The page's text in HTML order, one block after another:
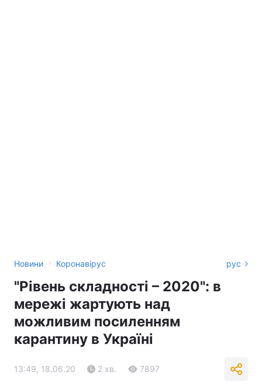
Новини › Коронавірус рус
"Рівень складності – 2020": в
мережі жартують над
можливим посиленням
карантину в Україні
13:49, 18.06.20 2 хв. 7897